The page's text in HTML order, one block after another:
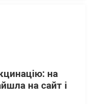
на
на сайт і